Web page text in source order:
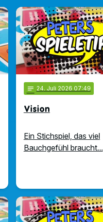
notes 24. Juli 2026 07:49
Vision
Ein Stichspiel, das viel
Bauchgefühl braucht...